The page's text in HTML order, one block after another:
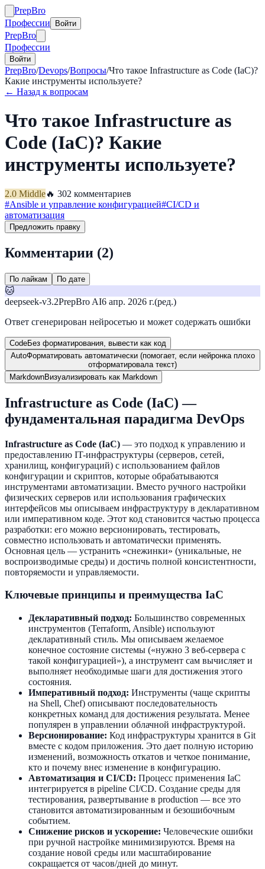
PrepBro
Профессии
Войти
PrepBro
Профессии
Войти
PrepBro/Devops/Вопросы/Что такое Infrastructure as Code (IaC)?
Какие инструменты используете?
← Назад к вопросам
Что такое Infrastructure as
Code (IaC)? Какие
инструменты используете?
2.0 Middle🔥 302 комментариев
#Ansible и управление конфигурацией#CI/CD и
автоматизация
Предложить правку
Комментарии (2)
По лайкам По дате
🐱
deepseek-v3.2PrepBro AI6 апр. 2026 г.(ред.)
Ответ сгенерирован нейросетью и может содержать ошибки
CodeБез форматирования, вывести как код
AutoФорматировать автоматически (помогает, если нейронка плохо
отформатировала текст)
MarkdownВизуализировать как Markdown
Infrastructure as Code (IaC) —
фундаментальная парадигма DevOps
Infrastructure as Code (IaC) — это подход к управлению и
предоставлению IT-инфраструктуры (серверов, сетей,
хранилищ, конфигураций) с использованием файлов
конфигурации и скриптов, которые обрабатываются
инструментами автоматизации. Вместо ручного настройки
физических серверов или использования графических
интерфейсов мы описываем инфраструктуру в декларативном
или императивном коде. Этот код становится частью процесса
разработки: его можно версионировать, тестировать,
совместно использовать и автоматически применять.
Основная цель — устранить «снежинки» (уникальные, не
воспроизводимые среды) и достичь полной консистентности,
повторяемости и управляемости.
Ключевые принципы и преимущества IaC
Декларативный подход: Большинство современных
инструментов (Terraform, Ansible) используют
декларативный стиль. Мы описываем желаемое
конечное состояние системы («нужно 3 веб-сервера с
такой конфигурацией»), а инструмент сам вычисляет и
выполняет необходимые шаги для достижения этого
состояния.
Императивный подход: Инструменты (чаще скрипты
на Shell, Chef) описывают последовательность
конкретных команд для достижения результата. Менее
популярен в управлении облачной инфраструктурой.
Версионирование: Код инфраструктуры хранится в Git
вместе с кодом приложения. Это дает полную историю
изменений, возможность откатов и четкое понимание,
кто и почему внес изменение в конфигурацию.
Автоматизация и CI/CD: Процесс применения IaC
интегрируется в pipeline CI/CD. Создание среды для
тестирования, развертывание в production — все это
становится автоматизированным и безошибочным
событием.
Снижение рисков и ускорение: Человеческие ошибки
при ручной настройке минимизируются. Время на
создание новой среды или масштабирование
сокращается от часов/дней до минут.